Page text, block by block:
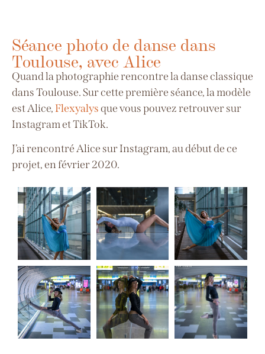
Séance photo de danse dans
Toulouse, avec Alice
Quand la photographie rencontre la danse classique
dans Toulouse. Sur cette première séance, la modèle
est Alice,Flexyalysque vous pouvez retrouver sur
Instagram et TikTok.
J’ai rencontré Alice sur Instagram, au début de ce
projet, en février 2020.